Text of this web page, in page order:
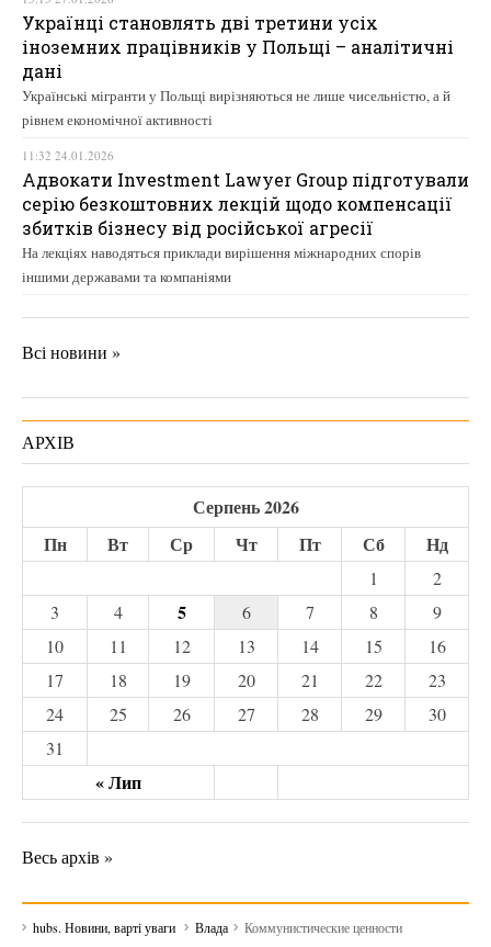
Українці становлять дві третини усіх
іноземних працівників у Польщі – аналітичні
дані
Українські мігранти у Польщі вирізняються не лише чисельністю, а й
рівнем економічної активності
11:32 24.01.2026
Адвокати Investment Lawyer Group підготували
серію безкоштовних лекцій щодо компенсації
збитків бізнесу від російської агресії
На лекціях наводяться приклади вирішення міжнародних спорів
іншими державами та компаніями
Всі новини »
АРХІВ
Серпень 2026
Пн
Вт Ср Чт Пт Сб Нд
« Лип
1
2
3
4 5 6 7 8
9
10
11 12 13 14 15
16
17
18 19 20 21 22
23
24
25 26 27 28 29
30
31
Весь архів »
hubs. Новини, варті уваги Влада Коммунистические ценности